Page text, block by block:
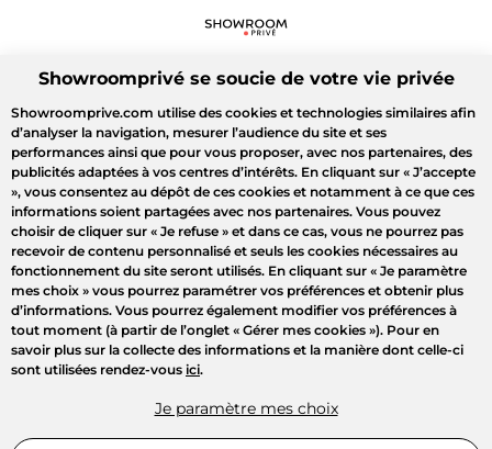
Showroomprivé se soucie de votre vie privée
Showroomprive.com utilise des cookies et technologies similaires afin
d’analyser la navigation, mesurer l’audience du site et ses
performances ainsi que pour vous proposer, avec nos partenaires, des
publicités adaptées à vos centres d’intérêts. En cliquant sur « J’accepte
», vous consentez au dépôt de ces cookies et notamment à ce que ces
informations soient partagées avec nos partenaires. Vous pouvez
choisir de cliquer sur « Je refuse » et dans ce cas, vous ne pourrez pas
recevoir de contenu personnalisé et seuls les cookies nécessaires au
fonctionnement du site seront utilisés. En cliquant sur « Je paramètre
mes choix » vous pourrez paramétrer vos préférences et obtenir plus
d’informations. Vous pourrez également modifier vos préférences à
tout moment (à partir de l’onglet « Gérer mes cookies »). Pour en
savoir plus sur la collecte des informations et la manière dont celle-ci
sont utilisées rendez-vous ici.
Je paramètre mes choix